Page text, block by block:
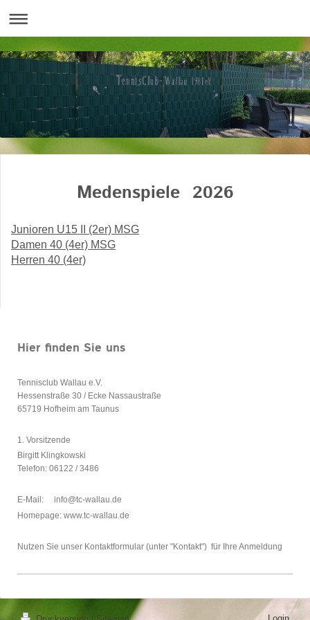
Medenspiele 2026
Junioren U15 II (2er) MSG
Damen 40 (4er) MSG
Herren 40 (4er)
Hier finden Sie uns
Tennisclub Wallau e.V.
Hessenstraße 30 / Ecke Nassaustraße
65719 Hofheim am Taunus
1. Vorsitzende
Birgitt Klingkowski
Telefon: 06122 / 3486
E-Mail: info@tc-wallau.de
Homepage: www.tc-wallau.de
Nutzen Sie unser Kontaktformular (unter "Kontakt") für Ihre Anmeldung